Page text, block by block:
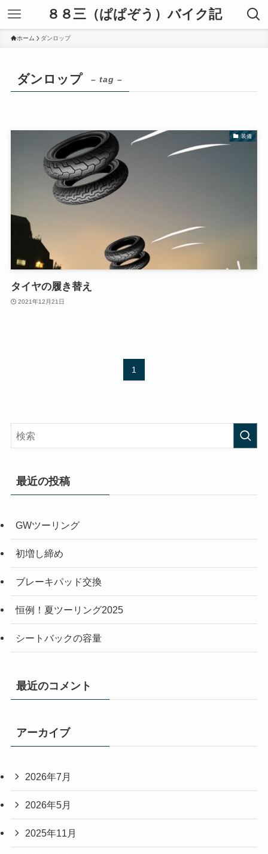
８８三（ぱぱぞう）バイク記
ホーム ダンロップ
ダンロップ – tag –
装備
タイヤの履き替え
2021年12月21日
1
最近の投稿
GWツーリング
初増し締め
ブレーキパッド交換
恒例！夏ツーリング2025
シートバックの容量
最近のコメント
アーカイブ
2026年7月
2026年5月
2025年11月